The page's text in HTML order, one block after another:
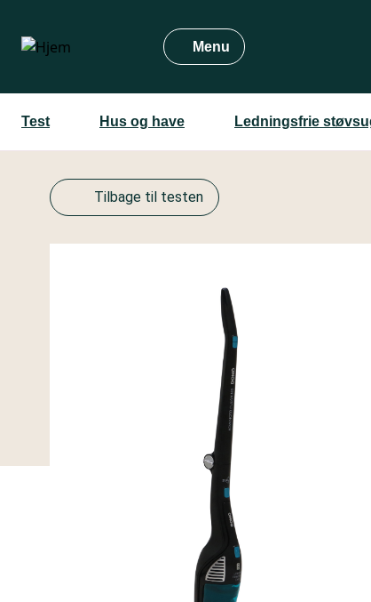
hovedindhold
Menu
Test Hus og have Ledningsfrie
Tilbage til testen